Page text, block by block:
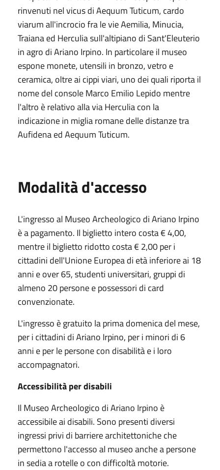
rinvenuti nel vicus di Aequum Tuticum, cardo
viarum all'incrocio fra le vie Aemilia, Minucia,
Traiana ed Herculia sull'altipiano di Sant'Eleuterio
in agro di Ariano Irpino. In particolare il museo
espone monete, utensili in bronzo, vetro e
ceramica, oltre ai cippi viari, uno dei quali riporta il
nome del console Marco Emilio Lepido mentre
l'altro è relativo alla via Herculia con la
indicazione in miglia romane delle distanze tra
Aufidena ed Aequum Tuticum.
Modalità d'accesso
L'ingresso al Museo Archeologico di Ariano Irpino
è a pagamento. Il biglietto intero costa € 4,00,
mentre il biglietto ridotto costa € 2,00 per i
cittadini dell'Unione Europea di età inferiore ai 18
anni e over 65, studenti universitari, gruppi di
almeno 20 persone e possessori di card
convenzionate.
L'ingresso è gratuito la prima domenica del mese,
per i cittadini di Ariano Irpino, per i minori di 6
anni e per le persone con disabilità e i loro
accompagnatori.
Accessibilità per disabili
Il Museo Archeologico di Ariano Irpino è
accessibile ai disabili. Sono presenti diversi
ingressi privi di barriere architettoniche che
permettono l'accesso al museo anche a persone
in sedia a rotelle o con difficoltà motorie.